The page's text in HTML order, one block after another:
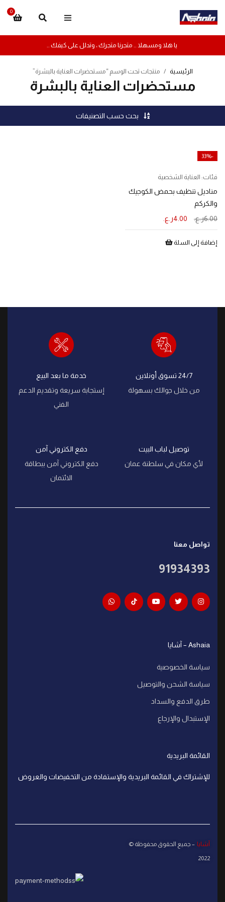
0
يا هلا ومسهلا .. متجرنا متجرك ، وتدلل على كيفك ..
الرئيسية / منتجات تحت الوسم “مستحضرات العناية بالبشرة”
مستحضرات العناية بالبشرة
بحث حسب التصنيفات
-33%
فئات: العناية الشخصية
مناديل تنظيف بحمض الكوجيك
والكركم
6.00ر.ع. 4.00ر.ع.
إضافة إلى السلة
24/7 تسوق أونلاين
من خلال جوالك بسهولة
خدمة ما بعد البيع
إستجابة سريعة وتقديم الدعم
الفني
توصيل لباب البيت
لأي مكان في سلطنة عمان
دفع الكتروني آمن
دفع الكتروني آمن ببطاقة
الائتمان
تواصل معنا
91934393
Ashaia – آشايا
سياسة الخصوصية
سياسة الشحن والتوصيل
طرق الدفع والسداد
الإستبدال والإرجاع
القائمة البريدية
للإشتراك في القائمة البريدية والإستفادة من التخفيضات والعروض
آشايا – جميع الحقوق محفوظة ©
2022